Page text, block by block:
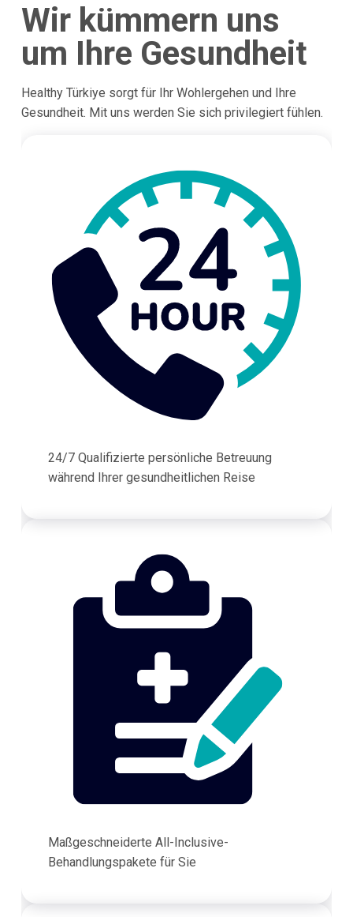
Wir kümmern uns
um Ihre Gesundheit
Healthy Türkiye sorgt für Ihr Wohlergehen und Ihre
Gesundheit. Mit uns werden Sie sich privilegiert fühlen.
24/7 Qualifizierte persönliche Betreuung
während Ihrer gesundheitlichen Reise
Maßgeschneiderte All-Inclusive-
Behandlungspakete für Sie